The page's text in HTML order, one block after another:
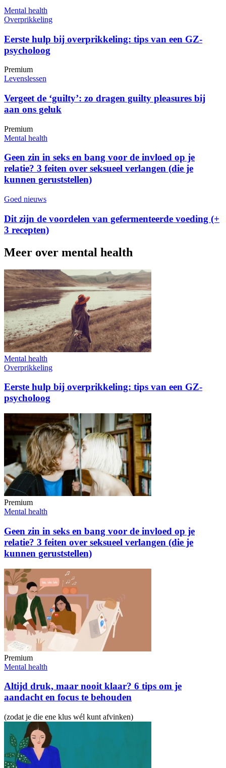
Mental health
Overprikkeling
Eerste hulp bij overprikkeling: tips van een GZ-
psycholoog
Premium
Levenslessen
Vergeet de ‘guilty’: zo dragen guilty pleasures bij
aan ons geluk
Premium
Mental health
Geen zin in seks en bang voor de invloed op je
relatie? 3 feiten over seksueel verlangen (die je
kunnen geruststellen)
Goed nieuws
Dit zijn de voordelen van gefermenteerde voeding (+
3 recepten)
Meer over mental health
Mental health
Overprikkeling
Eerste hulp bij overprikkeling: tips van een GZ-
psycholoog
Premium
Mental health
Geen zin in seks en bang voor de invloed op je
relatie? 3 feiten over seksueel verlangen (die je
kunnen geruststellen)
Premium
Mental health
Altijd druk, maar nooit klaar? 6 tips om je
aandacht en focus te behouden
(zodat je die ene klus wél kunt afvinken)